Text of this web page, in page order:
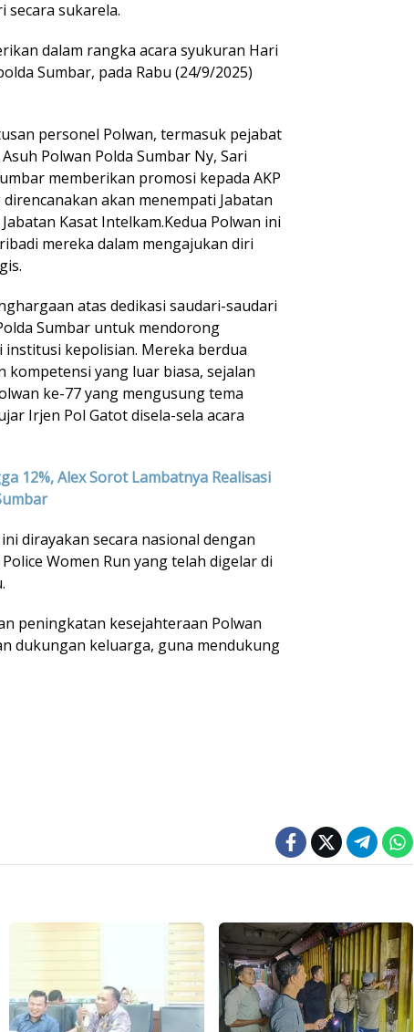
secara sukarela.
dalam rangka acara syukuran Hari
Sumbar, pada Rabu (24/9/2025)
personel Polwan, termasuk pejabat
Polwan Polda Sumbar Ny, Sari
memberikan promosi kepada AKP
akan menempati Jabatan
Kasat Intelkam.Kedua Polwan ini
mereka dalam mengajukan diri
atas dedikasi saudari-saudari
Sumbar untuk mendorong
kepolisian. Mereka berdua
kompetensi yang luar biasa, sejalan
ke-77 yang mengusung tema
Irjen Pol Gatot disela-sela acara
12%, Alex Sorot Lambatnya Realisasi
dirayakan secara nasional dengan
Women Run yang telah digelar di
peningkatan kesejahteraan Polwan
dukungan keluarga, guna mendukung